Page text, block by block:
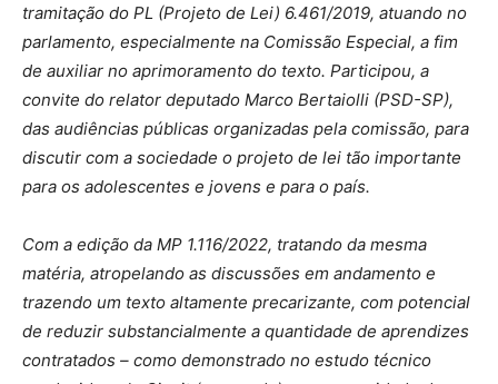
tramitação do PL (Projeto de Lei) 6.461/2019, atuando no
parlamento, especialmente na Comissão Especial, a fim
de auxiliar no aprimoramento do texto. Participou, a
convite do relator deputado Marco Bertaiolli (PSD-SP),
das audiências públicas organizadas pela comissão, para
discutir com a sociedade o projeto de lei tão importante
para os adolescentes e jovens e para o país.
Com a edição da MP 1.116/2022, tratando da mesma
matéria, atropelando as discussões em andamento e
trazendo um texto altamente precarizante, com potencial
de reduzir substancialmente a quantidade de aprendizes
contratados – como demonstrado no estudo técnico